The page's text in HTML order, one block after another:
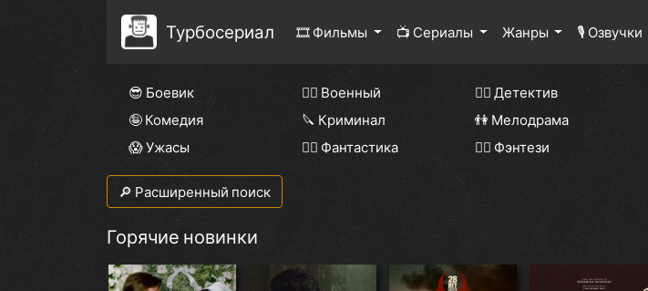
Турбосериал 🎞 Фильмы 📺 Сериалы Жанры 🎙 Озвучки
😎 Боевик 👨‍✈️ Военный 🕵️‍♂️ Детектив
🤪 Комедия
🔪 Криминал 👫 Мелодрама
😱 Ужасы
🧙‍♀️ Фантастика 🧝‍♂️ Фэнтези
🔎 Расширенный поиск
Горячие новинки